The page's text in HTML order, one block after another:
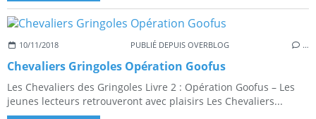
10/11/2018 PUBLIÉ DEPUIS OVERBLOG …
Chevaliers Gringoles Opération Goofus
Les Chevaliers des Gringoles Livre 2 : Opération Goofus – Les
jeunes lecteurs retrouveront avec plaisirs Les Chevaliers...